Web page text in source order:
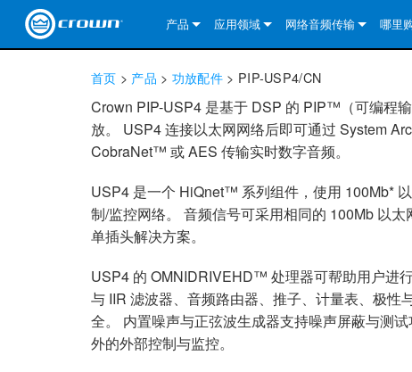
产品
CDi 4|300
CDi 2|600
CDi 2|1200
CDi DriveCore Series- BLU Link
CDi 2|300BL
CDi 4|300BL
CDi 2|600BL
CDi 4|1200BL
CDi SeriesCDi 1000
CDi 2000
CDi 6000
Commercial Series
135MA
CTD-4125
ComTech DriveCore Series
CT 475
CT 875
CT 8150
DCi DriveCore Series
DriveCore Install Analog Series
DCi 2|300
DCi 4|300
DCi 4|600
DCi 8|300DA
DCi 4|600DA
DriveCore Install Network Series
DCi 2|300N
DCi 2|600N
I-Tech HD 系列
I-Tech 12000HD
I-Tech 9000HD
I-Tech 5000HD
VRack VRack 4x3500HD
VRack 12000HD
XLC 系列XLC 21300
XLC 2500
XLi SeriesXLi 800
应用领域
I-Tech HD 系列
CDi DriveCore Series
CDi
ComTech DriveCore
CDi Series
CNi Series (China Only)
录音广播 DCi DriveCore Series
ComTech DriveCore
便携式扩声 XLi Series
XLS DriveCore 2 系列
XTi 2.5 系列（仅限中国
XLS 系列（仅限中国）
XLC 系列
DSi 2.0 Series
巡演音响 I-Tech HD 系列
网络音频传输
BLU link
Dante
AVB
哪里
首页 > 产品 > 功放配件 > PIP-USP4/CN
Crown PIP-USP4 是基于 DSP 的 PIP™（可编程
放。 USP4 连接以太网网络后即可通过 System
CobraNet™ 或 AES 传输实时数字音频。
USP4 是一个 HiQnet™ 系列组件，使用 100Mb*
制/监控网络。 音频信号可采用相同的 100Mb 以
单插头解决方案。
USP4 的 OMNIDRIVEHD™ 处理器可帮助用户进
与 IIR 滤波器、音频路由器、推子、计量表、极
全。 内置噪声与正弦波生成器支持噪声屏蔽与测
外的外部控制与监控。